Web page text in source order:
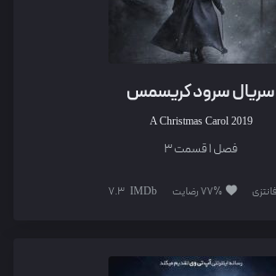
سریال سرود کریسمس
A Christmas Carol 2019
فصل 1 قسمت 3
77% رضایت